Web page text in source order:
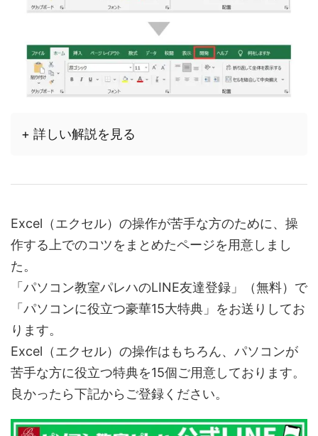
+ 詳しい解説を見る
Excel（エクセル）の操作が苦手な方のために、操
作する上でのコツをまとめたページを用意しまし
た。
「パソコン教室パレハのLINE友達登録」（無料）で
「パソコンに役立つ豪華15大特典」をお送りしてお
ります。
Excel（エクセル）の操作はもちろん、パソコンが
苦手な方に役立つ特典を15個ご用意しております。
良かったら下記からご登録ください。